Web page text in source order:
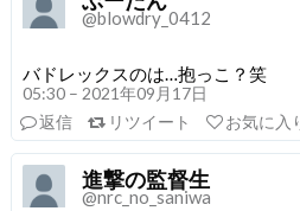
@blowdry_0412
バドレックスのは…抱っこ？笑
05:30 – 2021年09月17日
返信
リツイート お気に入
進撃の監督生
@nrc_no_saniwa